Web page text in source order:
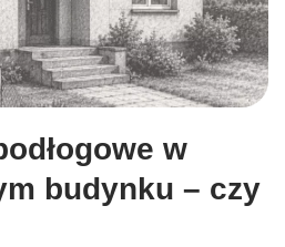
w
budynku – czy